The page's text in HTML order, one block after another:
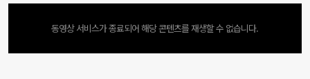
동영상 서비스가 종료되어 해당 콘텐츠를 재생할 수 없습니다.